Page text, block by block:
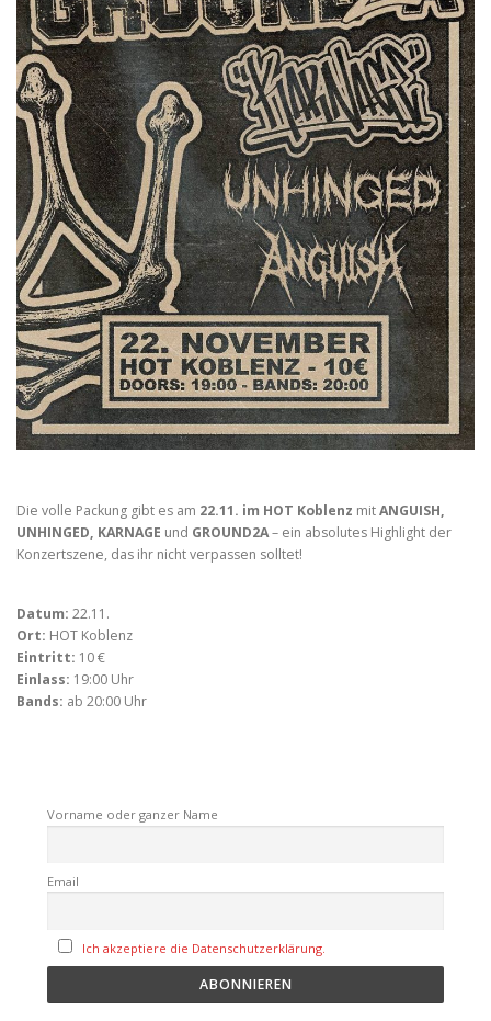
Die volle Packung gibt es am 22.11. im HOT Koblenz mitANGUISH,
UNHINGED, KARNAGE und GROUND2A– ein absolutes Highlight der
Konzertszene, das ihr nicht verpassen solltet!
Datum: 22.11.
Ort: HOT Koblenz
Eintritt: 10 €
Einlass: 19:00 Uhr
Bands: ab 20:00 Uhr
Vorname oder ganzer Name
Email
Ich akzeptiere die Datenschutzerklärung.